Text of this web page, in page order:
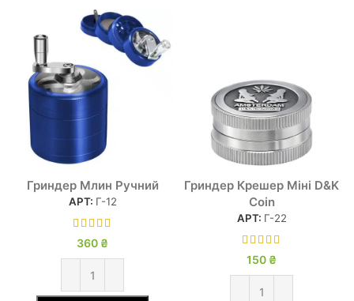
Гриндер Млин Ручний
АРТ: Г-12
360 ₴
Гриндер Крешер Міні D&K
Coin
АРТ: Г-22
150 ₴